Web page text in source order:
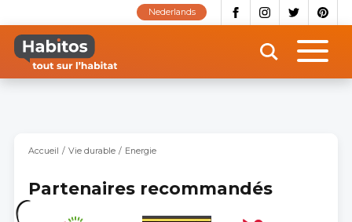
contenu
principal
Nederlands
Accueil Vie durable Energie
Partenaires recommandés